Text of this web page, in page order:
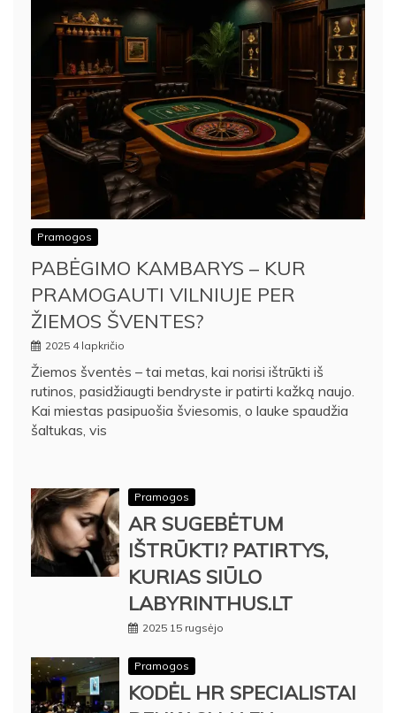
Pramogos
PABĖGIMO KAMBARYS – KUR
PRAMOGAUTI VILNIUJE PER
ŽIEMOS ŠVENTES?
2025 4 lapkričio
Žiemos šventės – tai metas, kai norisi ištrūkti iš
rutinos, pasidžiaugti bendryste ir patirti kažką naujo.
Kai miestas pasipuošia šviesomis, o lauke spaudžia
šaltukas, vis
Pramogos
AR SUGEBĖTUM
IŠTRŪKTI? PATIRTYS,
KURIAS SIŪLO
LABYRINTHUS.LT
2025 15 rugsėjo
Pramogos
KODĖL HR SPECIALISTAI